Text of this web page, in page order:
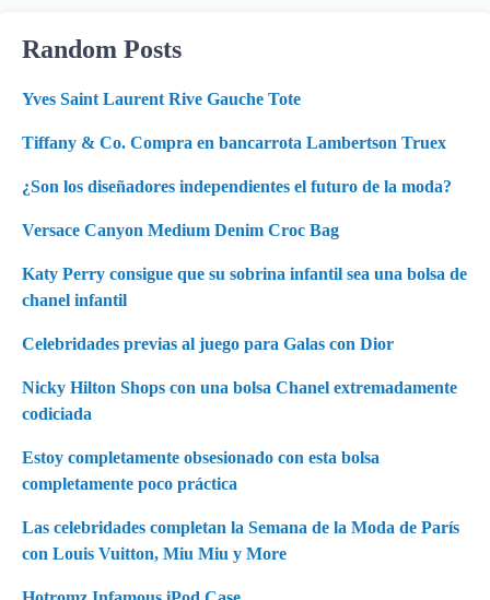
Random Posts
Yves Saint Laurent Rive Gauche Tote
Tiffany & Co. Compra en bancarrota Lambertson Truex
¿Son los diseñadores independientes el futuro de la moda?
Versace Canyon Medium Denim Croc Bag
Katy Perry consigue que su sobrina infantil sea una bolsa de
chanel infantil
Celebridades previas al juego para Galas con Dior
Nicky Hilton Shops con una bolsa Chanel extremadamente
codiciada
Estoy completamente obsesionado con esta bolsa
completamente poco práctica
Las celebridades completan la Semana de la Moda de París
con Louis Vuitton, Miu Miu y More